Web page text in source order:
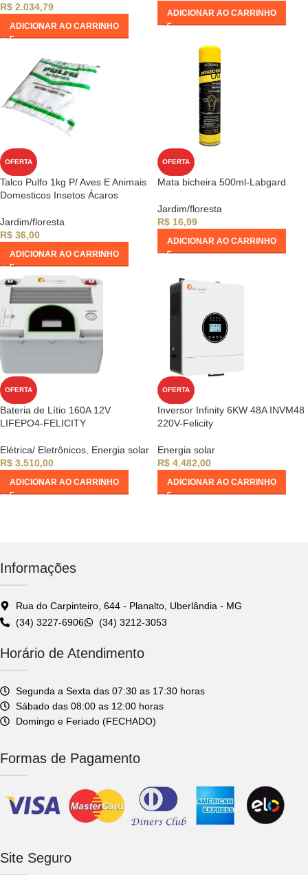
R$ 2.034,79
ADICIONAR AO CARRINHO
ADICIONAR AO CARRINHO
OFERTA
Talco Pulfo 1kg P/ Aves E Animais
Domesticos Insetos Ácaros
Jardim/floresta
R$ 36,00
ADICIONAR AO CARRINHO
OFERTA
Mata bicheira 500ml-Labgard
Jardim/floresta
R$16,99
ADICIONAR AO CARRINHO
OFERTA
Bateria de Lítio 160A 12V
LIFEPO4-FELICITY
Elétrica/ Eletrônicos Energia solar
R$ 3.510,00
ADICIONAR AO CARRINHO
OFERTA
Inversor Infinity 6KW 48A INVM48
220V-Felicity
Energia solar
R$4.482,00
ADICIONAR AO CARRINHO
Informações
Rua do Carpinteiro, 644 - Planalto, Uberlândia - MG
(34) 3227-6906
(34) 3212-3053
Horário de Atendimento
Segunda a Sexta das 07:30 as 17:30 horas
Sábado das 08:00 as 12:00 horas
Domingo e Feriado (FECHADO)
Formas de Pagamento
Site Seguro